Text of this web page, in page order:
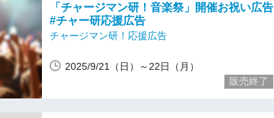
「チャージマン研！音楽祭」開催お祝い広告
#チャー研応援広告
チャージマン研！応援広告
2025/9/21（日）～22日（月）
販売終了